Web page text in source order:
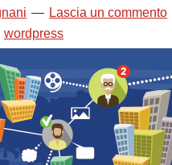
Lascia un commento
wordpress